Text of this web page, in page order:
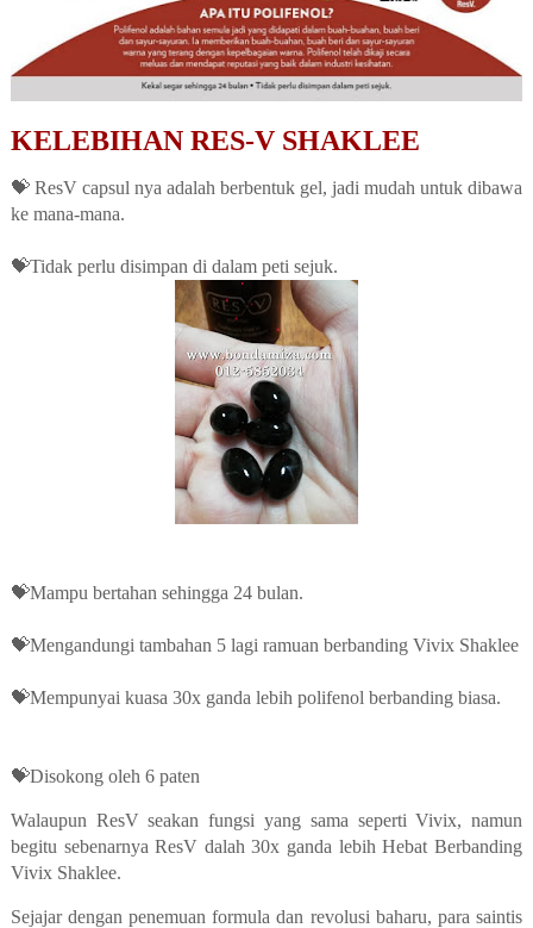
KELEBIHAN RES-V SHAKLEE
💝 ResV capsul nya adalah berbentuk gel, jadi mudah untuk dibawa
ke mana-mana.
💝Tidak perlu disimpan di dalam peti sejuk.
💝Mampu bertahan sehingga 24 bulan.
💝Mengandungi tambahan 5 lagi ramuan berbanding Vivix Shaklee
💝Mempunyai kuasa 30x ganda lebih polifenol berbanding biasa.
💝Disokong oleh 6 paten
Walaupun ResV seakan fungsi yang sama seperti Vivix, namun
begitu sebenarnya ResV dalah 30x ganda lebih Hebat Berbanding
Vivix Shaklee.
Sejajar dengan penemuan formula dan revolusi baharu, para saintis